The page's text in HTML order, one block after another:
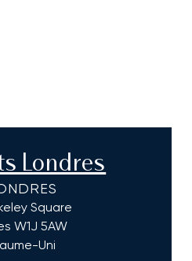
Londres
Square
W1J 5AW
Uni